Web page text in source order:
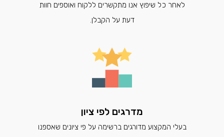
לאחר כל שיפוץ אנו מתקשרים ללקוח ואוספים חוות
דעת על הקבלן.
מדרגים לפי ציון
בעלי המקצוע מדורגים ברשימה על פי ציונים שאספנו